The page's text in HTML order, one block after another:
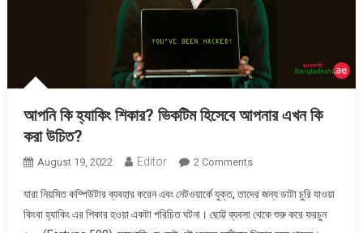
আপনি কি হ্যাকিং শিকার? ভিকটিম হিসেবে আপনার এখন কি
করা উচিত?
August 19, 2022 Editor 2 CommentsOn
কি
হ্যাকিং
যারা নিয়মিত কম্পিউটার ব্যবহার করেন এবং নেটওয়ার্কে যুক্ত, তাদের জন্য ডাটা চুরি যাওয়া
কিংবা হ্যাকিং এর শিকার হওয়া একটা পরিচিত ঘটনা। ছোট্ট ব্যবসা থেকে শুরু করে ফরচুন